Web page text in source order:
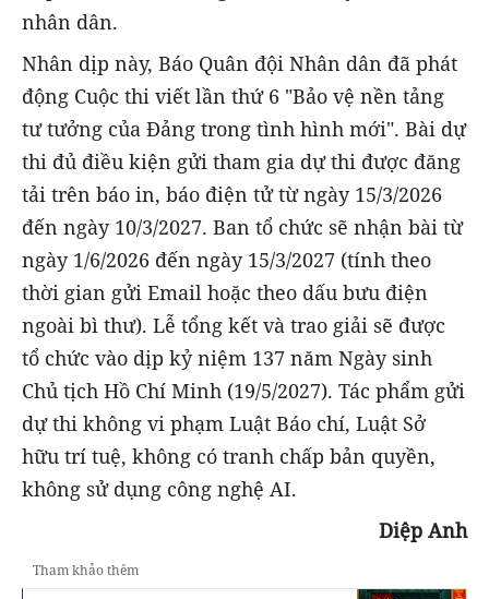
nhân dân.
Nhân dịp này, Báo Quân đội Nhân dân đã phát
động Cuộc thi viết lần thứ 6 "Bảo vệ nền tảng
tư tưởng của Đảng trong tình hình mới". Bài dự
thi đủ điều kiện gửi tham gia dự thi được đăng
tải trên báo in, báo điện tử từ ngày 15/3/2026
đến ngày 10/3/2027. Ban tổ chức sẽ nhận bài từ
ngày 1/6/2026 đến ngày 15/3/2027 (tính theo
thời gian gửi Email hoặc theo dấu bưu điện
ngoài bì thư). Lễ tổng kết và trao giải sẽ được
tổ chức vào dịp kỷ niệm 137 năm Ngày sinh
Chủ tịch Hồ Chí Minh (19/5/2027). Tác phẩm gửi
dự thi không vi phạm Luật Báo chí, Luật Sở
hữu trí tuệ, không có tranh chấp bản quyền,
không sử dụng công nghệ AI.
Diệp Anh
Tham khảo thêm